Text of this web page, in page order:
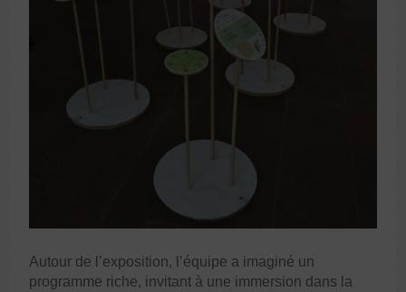
Autour de l’exposition, l’équipe a imaginé un
programme riche, invitant à une immersion dans la